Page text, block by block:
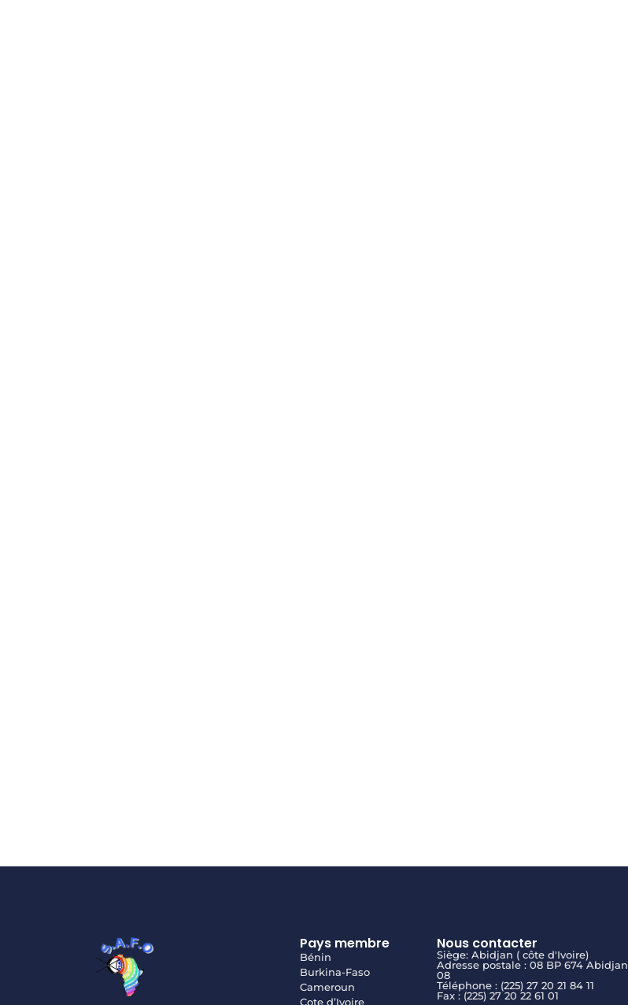
Pays membre
Bénin
Burkina-Faso
Cameroun
Cote d’Ivoire
Nous contacter
Siège: Abidjan ( côte d'Ivoire)
Adresse postale : 08 BP 674 Abidjan
08
Téléphone : (225) 27 20 21 84 11
Fax : (225) 27 20 22 61 01